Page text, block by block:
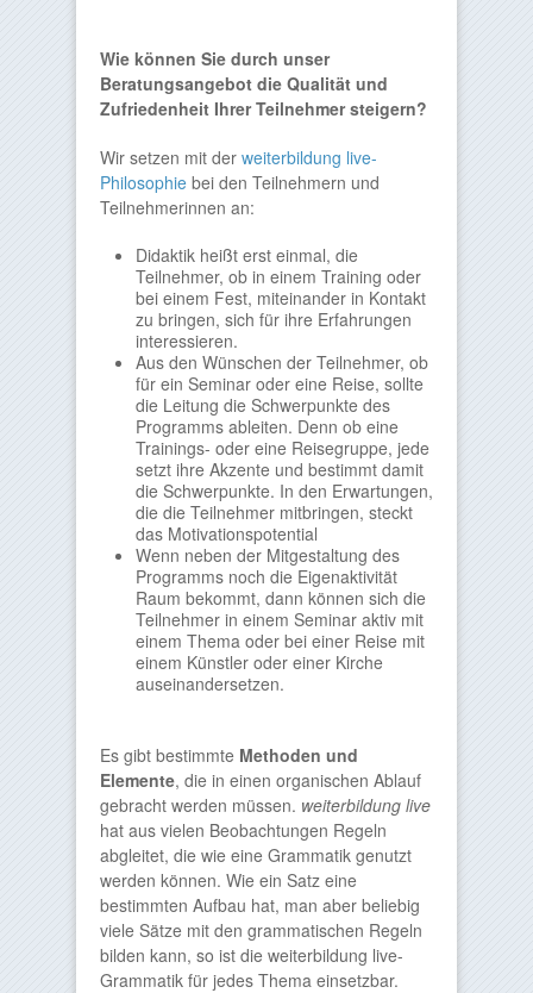
Wie können Sie durch unser
Beratungsangebot die Qualität und
Zufriedenheit Ihrer Teilnehmer steigern?
Wir setzen mit der weiterbildung live-
Philosophie bei den Teilnehmern und
Teilnehmerinnen an:
Didaktik heißt erst einmal, die
Teilnehmer, ob in einem Training oder
bei einem Fest, miteinander in Kontakt
zu bringen, sich für ihre Erfahrungen
interessieren.
Aus den Wünschen der Teilnehmer, ob
für ein Seminar oder eine Reise, sollte
die Leitung die Schwerpunkte des
Programms ableiten. Denn ob eine
Trainings- oder eine Reisegruppe, jede
setzt ihre Akzente und bestimmt damit
die Schwerpunkte. In den Erwartungen,
die die Teilnehmer mitbringen, steckt
das Motivationspotential
Wenn neben der Mitgestaltung des
Programms noch die Eigenaktivität
Raum bekommt, dann können sich die
Teilnehmer in einem Seminar aktiv mit
einem Thema oder bei einer Reise mit
einem Künstler oder einer Kirche
auseinandersetzen.
Es gibt bestimmte Methoden und
Elemente, die in einen organischen Ablauf
gebracht werden müssen. weiterbildung live
hat aus vielen Beobachtungen Regeln
abgleitet, die wie eine Grammatik genutzt
werden können. Wie ein Satz eine
bestimmten Aufbau hat, man aber beliebig
viele Sätze mit den grammatischen Regeln
bilden kann, so ist die weiterbildung live-
Grammatik für jedes Thema einsetzbar.